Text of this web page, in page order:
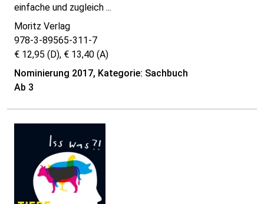
einfache und zugleich ...
Moritz Verlag
978-3-89565-311-7
€ 12,95 (D), € 13,40 (A)
Nominierung 2017, Kategorie: Sachbuch
Ab 3